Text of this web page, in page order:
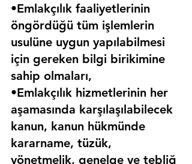
•Emlakçılık faaliyetlerinin
öngördüğü tüm işlemlerin
usulüne uygun yapılabilmesi
için gereken bilgi birikimine
sahip olmaları,
•Emlakçılık hizmetlerinin her
aşamasında karşılaşılabilecek
kanun, kanun hükmünde
kararname, tüzük,
yönetmelik, genelge ve tebliğ